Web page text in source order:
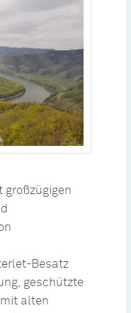
großzügigen
Besatz
geschützte
alten